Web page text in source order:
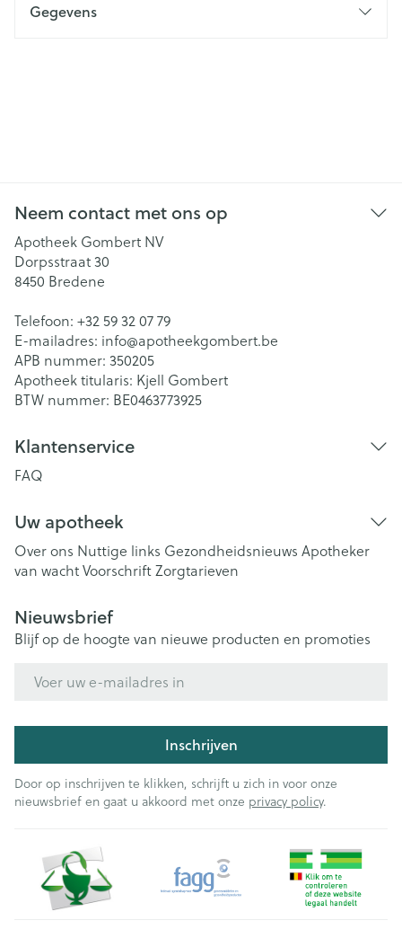
Gegevens
Neem contact met ons op
Apotheek Gombert NV
Dorpsstraat 30
8450 Bredene
Telefoon: +32 59 32 07 79
E-mailadres: info@apotheekgombert.be
APB nummer: 350205
Apotheek titularis: Kjell Gombert
BTW nummer: BE0463773925
Klantenservice
FAQ
Uw apotheek
Over ons Nuttige links Gezondheidsnieuws Apotheker
van wachtVoorschriftZorgtarieven
Nieuwsbrief
Blijf op de hoogte van nieuwe producten en promoties
Inschrijven
Door op inschrijven te klikken, schrijft u zich in voor onze
nieuwsbrief en gaat u akkoord met onze privacy policy.